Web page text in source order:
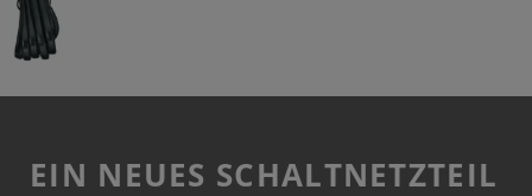
EIN NEUES SCHALTNETZTEIL